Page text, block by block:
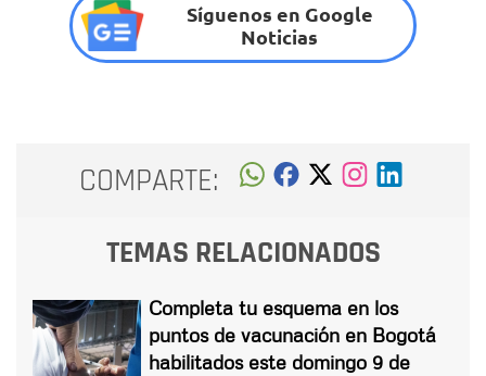
Síguenos en Google
Noticias
COMPARTE:
TEMAS RELACIONADOS
Completa tu esquema en los
puntos de vacunación en Bogotá
habilitados este domingo 9 de